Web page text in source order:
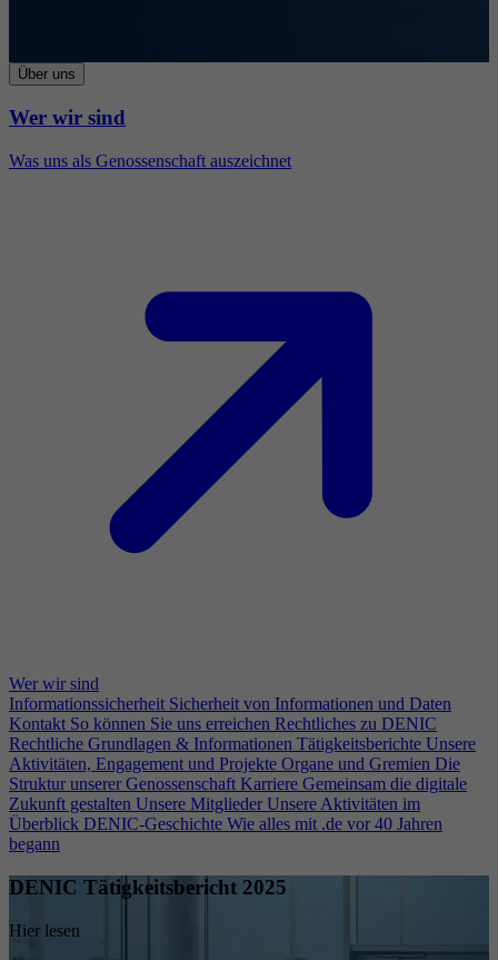
Über uns
Wer wir sind
Was uns als Genossenschaft auszeichnet
Wer wir sind
Informationssicherheit Sicherheit von Informationen und Daten
Kontakt So können Sie uns erreichen Rechtliches zu DENIC
Rechtliche Grundlagen & Informationen Tätigkeitsberichte Unsere
Aktivitäten, Engagement und Projekte Organe und Gremien Die
Struktur unserer Genossenschaft Karriere Gemeinsam die digitale
Zukunft gestalten Unsere Mitglieder Unsere Aktivitäten im
Überblick DENIC-Geschichte Wie alles mit .de vor 40 Jahren
begann
DENIC Tätigkeitsbericht 2025
Hier lesen